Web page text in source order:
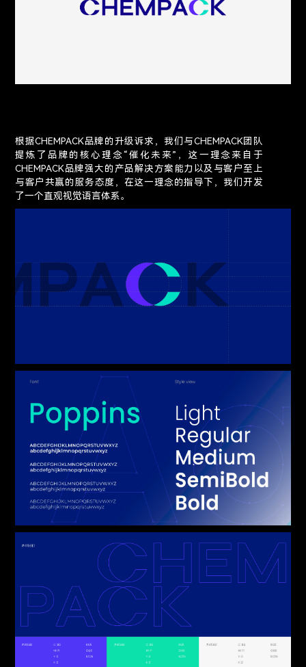
根据CHEMPACK品牌的升级诉求，我们与CHEMPACK团队
提炼了品牌的核心理念“催化未来”，这一理念来自于
CHEMPACK品牌强大的产品解决方案能力以及与客户至上
与客户共赢的服务态度，在这一理念的指导下，我们开发
了一个直观视觉语言体系。